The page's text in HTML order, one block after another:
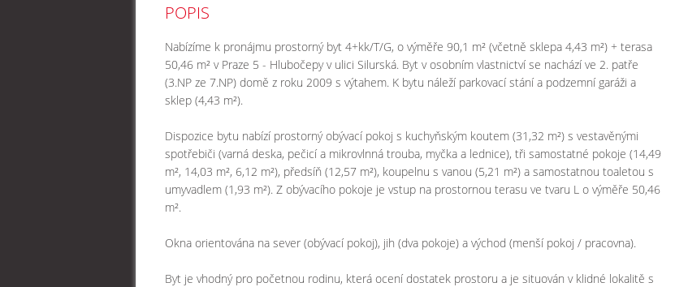
POPIS
Nabízíme k pronájmu prostorný byt 4+kk/T/G, o výměře 90,1 m² (včetně sklepa 4,43 m²) + terasa
50,46 m² v Praze 5 - Hlubočepy v ulici Silurská. Byt v osobním vlastnictví se nachází ve 2. patře
(3.NP ze 7.NP) domě z roku 2009 s výtahem. K bytu náleží parkovací stání a podzemní garáži a
sklep (4,43 m²).
Dispozice bytu nabízí prostorný obývací pokoj s kuchyňským koutem (31,32 m²) s vestavěnými
spotřebiči (varná deska, pečicí a mikrovlnná trouba, myčka a lednice), tři samostatné pokoje (14,49
m², 14,03 m², 6,12 m²), předsíň (12,57 m²), koupelnu s vanou (5,21 m²) a samostatnou toaletou s
umyvadlem (1,93 m²). Z obývacího pokoje je vstup na prostornou terasu ve tvaru L o výměře 50,46
m².
Okna orientována na sever (obývací pokoj), jih (dva pokoje) a východ (menší pokoj / pracovna).
Byt je vhodný pro početnou rodinu, která ocení dostatek prostoru a je situován v klidné lokalitě s